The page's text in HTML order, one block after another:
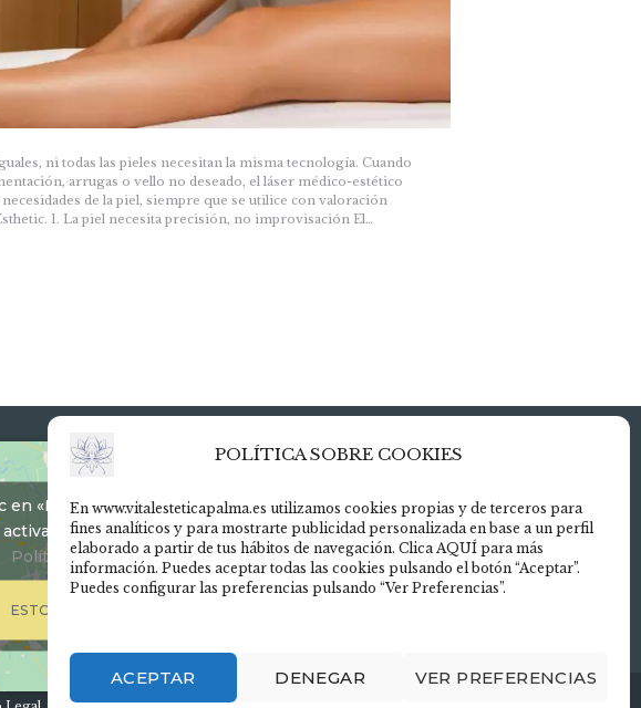
POLÍTICA SOBRE COOKIES
En www.vitalesteticapalma.es utilizamos cookies propias y de terceros para
fines analíticos y para mostrarte publicidad personalizada en base a un perfil
elaborado a partir de tus hábitos de navegación. Clica AQUÍ para más
información. Puedes aceptar todas las cookies pulsando el botón “Aceptar”.
Puedes configurar las preferencias pulsando “Ver Preferencias”.
ACEPTAR DENEGAR VER PREFERENCIAS
ni todas las pieles necesitan la misma tecnología. Cuando
arrugas o vello no deseado, el láser médico-estético
de la piel, siempre que se utilice con valoración
1. La piel necesita precisión, no improvisación El…
en «Estoy de acuerdo» para
activar Google maps
Política de Cookies
ESTOY DE ACUERDO